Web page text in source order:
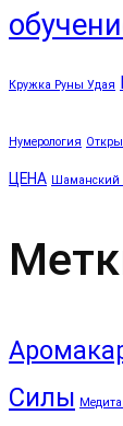
Кружка Руны Удая
Нумерология
ЦЕНА Шаманский
Силы